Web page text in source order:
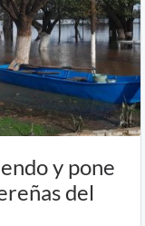
y pone
del